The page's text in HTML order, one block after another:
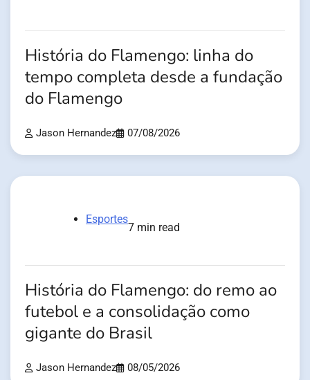
História do Flamengo: linha do
tempo completa desde a fundação
do Flamengo
Jason Hernandez 07/08/2026
Esportes
7 min read
História do Flamengo: do remo ao
futebol e a consolidação como
gigante do Brasil
Jason Hernandez 08/05/2026